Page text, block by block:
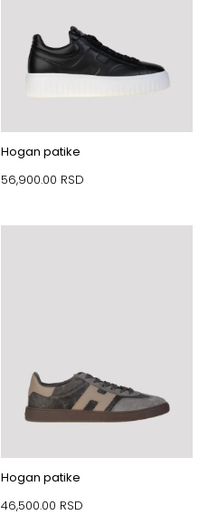
Hogan patike
56,900.00 RSD
Hogan patike
46,500.00 RSD